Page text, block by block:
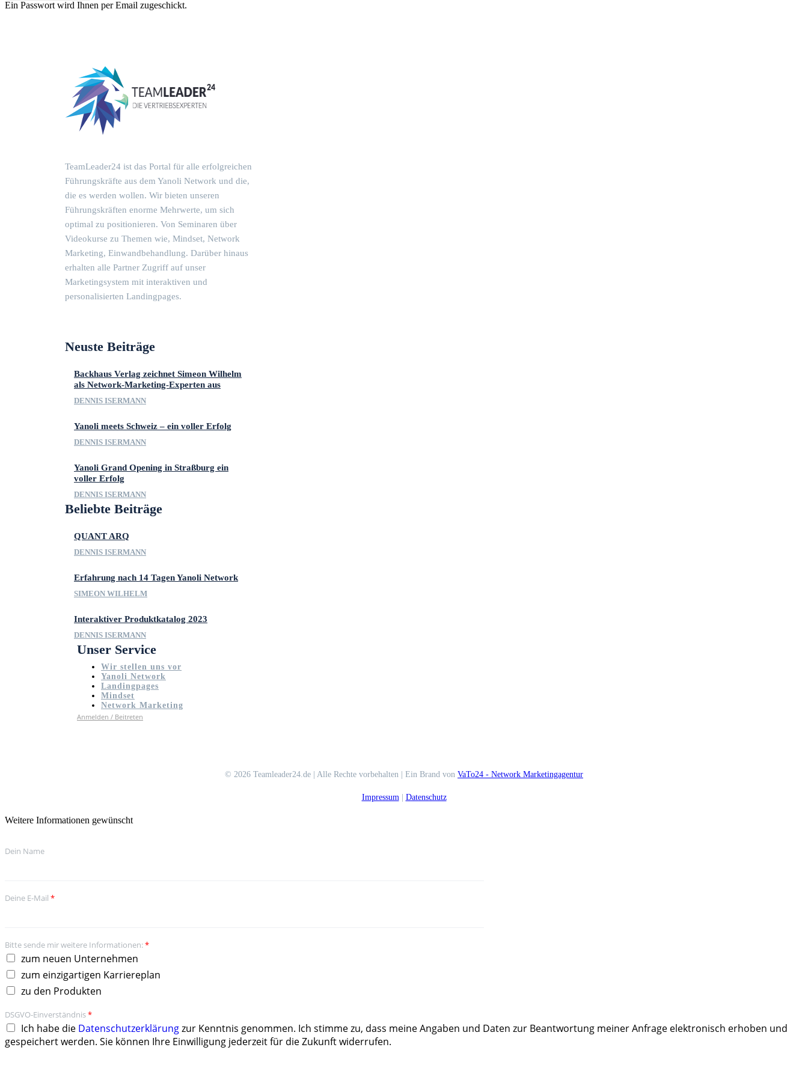
Ein Passwort wird Ihnen per Email zugeschickt.
TeamLeader24 ist das Portal für alle erfolgreichen
Führungskräfte aus dem Yanoli Network und die,
die es werden wollen. Wir bieten unseren
Führungskräften enorme Mehrwerte, um sich
optimal zu positionieren. Von Seminaren über
Videokurse zu Themen wie, Mindset, Network
Marketing, Einwandbehandlung. Darüber hinaus
erhalten alle Partner Zugriff auf unser
Marketingsystem mit interaktiven und
personalisierten Landingpages.
Neuste Beiträge
Backhaus Verlag zeichnet Simeon Wilhelm
als Network-Marketing-Experten aus
DENNIS ISERMANN
Yanoli meets Schweiz – ein voller Erfolg
DENNIS ISERMANN
Yanoli Grand Opening in Straßburg ein
voller Erfolg
DENNIS ISERMANN
Beliebte Beiträge
QUANT ARQ
DENNIS ISERMANN
Erfahrung nach 14 Tagen Yanoli Network
SIMEON WILHELM
Interaktiver Produktkatalog 2023
DENNIS ISERMANN
Unser Service
Wir stellen uns vor
Yanoli Network
Landingpages
Mindset
Network Marketing
Anmelden / Beitreten
© 2026 Teamleader24.de | Alle Rechte vorbehalten | Ein Brand von VaTo24 - Network Marketingagentur
Impressum| Datenschutz
Weitere Informationen gewünscht
Dein Name
Deine E-Mail *
Bitte sende mir weitere Informationen:*
zum neuen Unternehmen
zum einzigartigen Karriereplan
zu den Produkten
DSGVO-Einverständnis*
Ich habe die Datenschutzerklärungzur Kenntnis genommen. Ich stimme zu, dass meine Angaben und Daten zur Beantwortung meiner Anfrage elektronisch erhoben und
gespeichert werden. Sie können Ihre Einwilligung jederzeit für die Zukunft widerrufen.